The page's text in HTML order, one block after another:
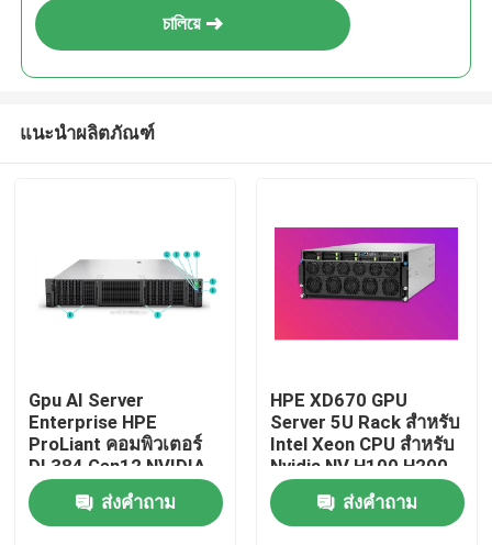
บ้าน
চালিয়ে
แนะนำผลิตภัณฑ์
Gpu AI Server
Enterprise HPE
ProLiant คอมพิวเตอร์
DL384 Gen12 NVIDIA
GH200 NVL2
คอมพิวเตอร์ฟรี เซอร์
เวอร์ส่วนตัว
ส่งคำถาม
HPE XD670 GPU
Server 5U Rack สําหรับ
Intel Xeon CPU สําหรับ
Nvidia NV H100 H200
H800 PCIE/SXM Nvlink
AI Supercomputing
Case
ส่งคำถาม